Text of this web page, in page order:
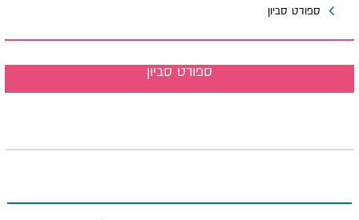
ספורט סביון
ספורט סביון